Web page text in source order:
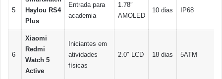
5
Haylou RS4
Plus
Entrada para
academia
1.78″
AMOLED
10 dias IP68
6
Xiaomi
Redmi
Watch 5
Active
Iniciantes em
atividades
físicas
2.0″ LCD 18 dias 5ATM